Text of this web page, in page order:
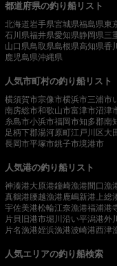
都道府県の釣り船リスト
北海道岩手県宮城県福島県東
石川県福井県愛知県静岡県三
山口県鳥取県島根県高知県香
鹿児島県沖縄県
人気市町村の釣り船リスト
横須賀市宗像市横浜市三浦市
南房総市和歌山市富津市沼津
糸島市小浜市福岡市知多郡南
足柄下郡湯河原町江戸川区大
長岡市平塚市銚子市境港市
人気港の釣り船リスト
神湊港大原港鐘崎漁港間口漁
真鶴港腰越漁港鹿嶋新港 上総
宇佐美港松輪江奈漁港福浦港
片貝旧港市堀川沿い平潟港外
片名漁港姪浜漁港波崎港西津
人気エリアの釣り船検索